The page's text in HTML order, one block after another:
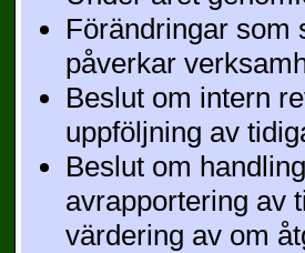
Förändringar som
påverkar
Beslut om intern
uppföljning av
Beslut om
avrapportering av
värdering av om